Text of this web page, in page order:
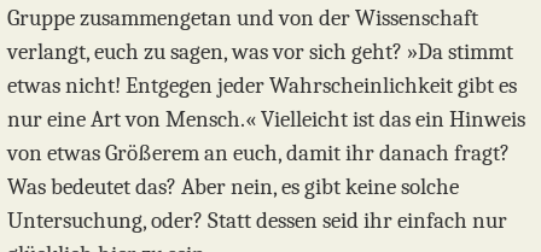
Gruppe zusammengetan und von der Wissenschaft
verlangt, euch zu sagen, was vor sich geht? »Da stimmt
etwas nicht! Entgegen jeder Wahrscheinlichkeit gibt es
nur eine Art von Mensch.« Vielleicht ist das ein Hinweis
von etwas Größerem an euch, damit ihr danach fragt?
Was bedeutet das? Aber nein, es gibt keine solche
Untersuchung, oder? Statt dessen seid ihr einfach nur